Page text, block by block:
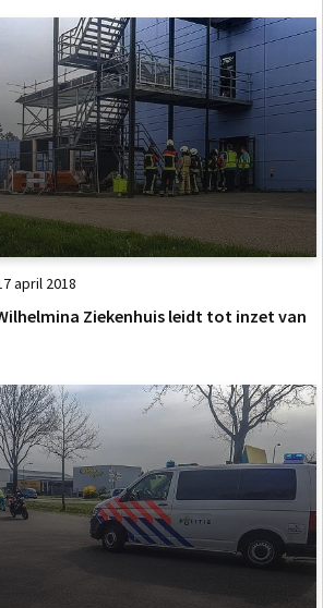
april 2018
Ziekenhuis leidt tot inzet van